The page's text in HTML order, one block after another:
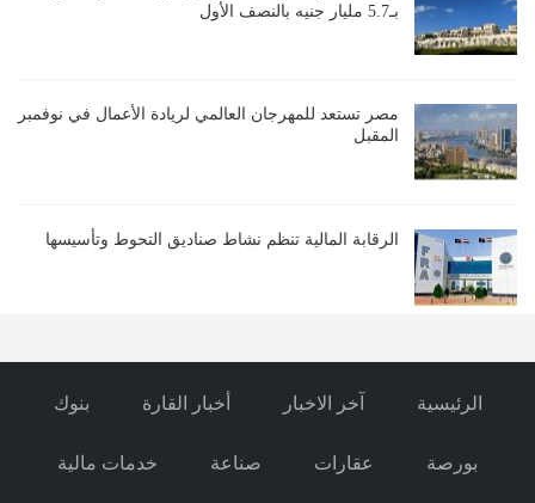
بـ5.7 مليار جنيه بالنصف الأول
مصر تستعد للمهرجان العالمي لريادة الأعمال في نوفمبر
المقبل
الرقابة المالية تنظم نشاط صناديق التحوط وتأسيسها
الرئيسية آخر الاخبار أخبار القارة بنوك
بورصة عقارات صناعة خدمات مالية